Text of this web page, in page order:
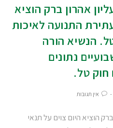
אהרון ברק הוציא
התנועה לאיכות
הנשיא הורה
נתונים
חוק טל.
אין תגובות
הוציא היום צוים על תנאי